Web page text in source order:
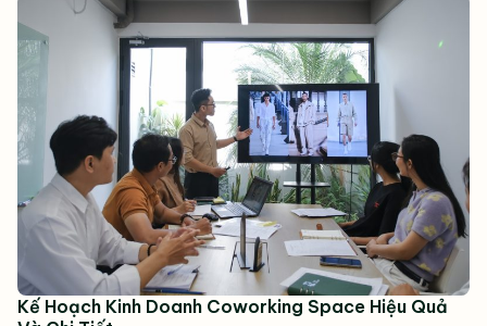
Kế Hoạch Kinh Doanh Coworking Space Hiệu Quả